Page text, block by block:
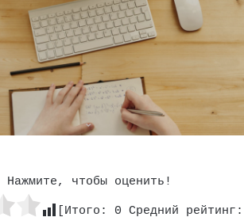
Нажмите, чтобы оценить!
[Итого: 0 Средний рейтинг: